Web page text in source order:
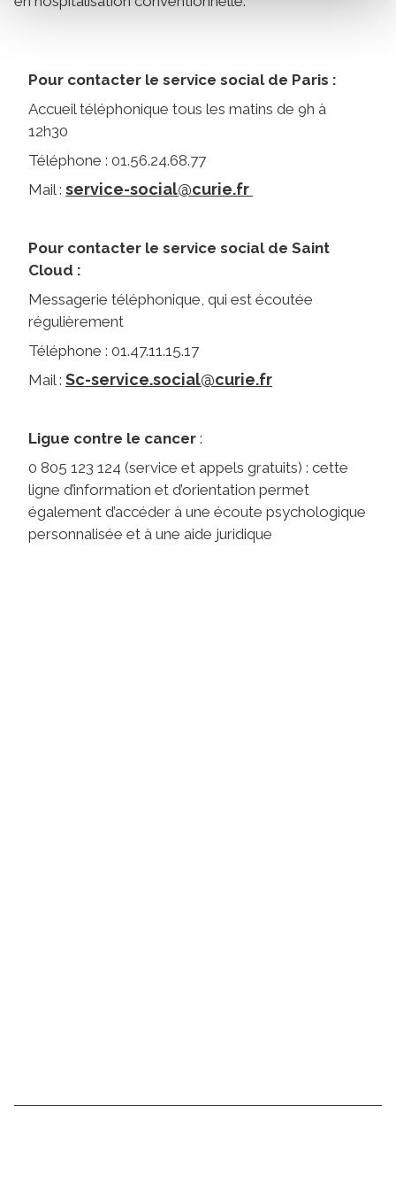
Pour contacter le service social de Paris :
Accueil téléphonique tous les matins de 9h à
12h30
Téléphone : 01.56.24.68.77
Mail : service-social@curie.fr
Pour contacter le service social de Saint
Cloud :
Messagerie téléphonique, qui est écoutée
régulièrement
Téléphone : 01.47.11.15.17
Mail : Sc-service.social@curie.fr
Ligue contre le cancer :
0 805 123 124 (service et appels gratuits) : cette
ligne d’information et d’orientation permet
également d’accéder à une écoute psychologique
personnalisée et à une aide juridique